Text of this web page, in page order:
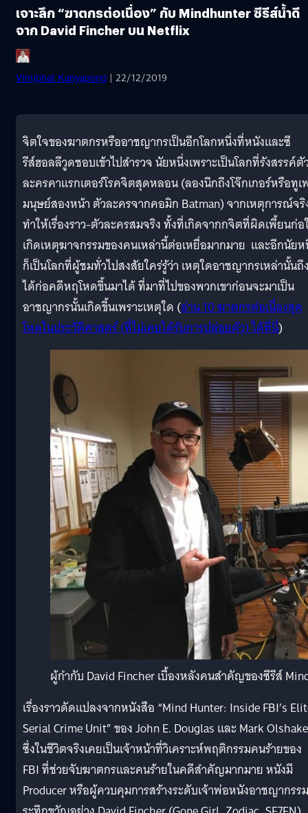
เจาะลึก “ฆาตกรต่อเนื่อง” กับ Mindhunter ซีรีส์น้ำดี
จาก David Fincher บน Netflix
Vinijphat Kanyapong | 22/12/2019
จิตใจของฆาตกรหรืออาชญากรเป็นอีกโลกหนึ่งที่หนังและซี
รีส์ฮอลลีวูดชอบเข้าไปสำรวจ นัยหนึ่งเพราะเป็นโลกที่รังสรรค์ตั
ละครคาแรกเตอร์โรคจิตสุดหลอน (ลองนึกถึงโจ๊กเกอร์หรือทูเ
มนุษย์สองหน้า ตัวละครจากคอมิก Batman) จากเหตุการณ์จ
ทำให้เรื่องราว-ตัวละครสมจริง ทั้งที่เกิดจากกจิตที่ผิดเพี้ยนก่อ
เกิดเหตุฆาจกรรมของคนเหล่านี้ต่อเหยื่อมากมาย และอีกนัย
ก็เป็นโลกที่ผู้ชมทั่วไปสงสัยใคร่รู้ว่า เหตุใดอาชญากรเหล่านั้นถึ
ได้ก่อคดีหฤโหดขึ้นมาได้ ที่มาที่ไปของพวกเขาก่อนจะมาเป็น
อาชญากรนั้นเกิดขึ้นเพราะเหตุใด (อ่าน 10 ฆาตกรต่อเนื่องสุด
โหดในประวัติศาสตร์ (ที่ไม่เคยได้รับการปล่อยตัว) ได้ที่นี่)
ผู้กำกับ David Fincher เบื้องหลังคนสำคัญของซีรีส์
เรื่องราวดัดแปลงจากหนังสือ “Mind Hunter: Inside FBI’s
Serial Crime Unit” ของ John E. Douglas และ Mark Olshake
ซึ่งในชีวิตจริงเคยเป็นเจ้าหน้าที่วิเคราะห์พฤติกรรมคนร้ายของ
FBI ที่ช่วยจับฆาตกรและคนร้ายในคดีสำคัญมากมาย หนังมี
Producer หรือผู้ควบคุมการสร้างระดับเจ้าพ่อหนังอาชญากรรม